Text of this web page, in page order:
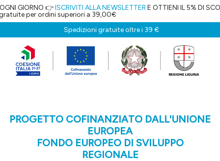
👉ISCRIVITI ALLA NEWSLETTERE OTTIENI IL 5% DI SCONTO!
ordini superiori a 39,00€
Spedizioni gratuite oltre i 39 €
PROGETTO COFINANZIATO DALL'UNIONE
EUROPEA
FONDO EUROPEO DI SVILUPPO
REGIONALE